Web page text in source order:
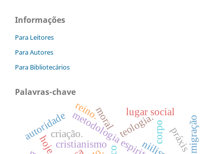
Informações
Para Leitores
Para Autores
Para Bibliotecários
Palavras-chave
cristianismo
metodologia espiritual
teologia.
criação.
moral
autoridade corpo
lugar social
práxis
hoje
reino.
migração